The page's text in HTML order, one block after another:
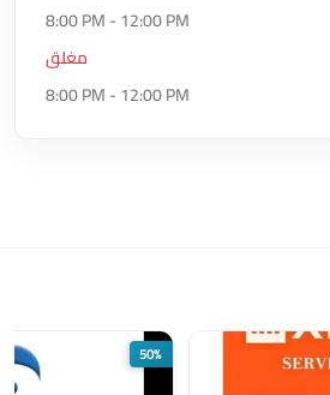
8:00 PM - 12:00 PM
مغلق
8:00 PM - 12:00 PM
50%